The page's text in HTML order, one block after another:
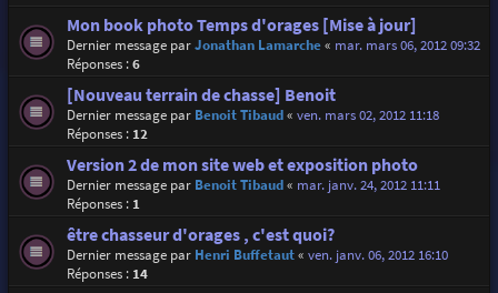
Mon book photo Temps d'orages [Mise à jour]
Dernier message parJonathan Lamarche« mar. mars 06, 2012 09:32
Réponses :6
[Nouveau terrain de chasse] Benoit
Dernier message par Benoit Tibaud« ven. mars 02, 2012 11:18
Réponses : 12
Version 2 de mon site web et exposition photo
Dernier message par Benoit Tibaud« mar. janv. 24, 2012 11:11
Réponses : 1
être chasseur d'orages , c'est quoi?
Dernier message par Henri Buffetaut« ven. janv. 06, 2012 16:10
Réponses : 14